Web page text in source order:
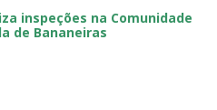
inspeções na Comunidade
de Bananeiras